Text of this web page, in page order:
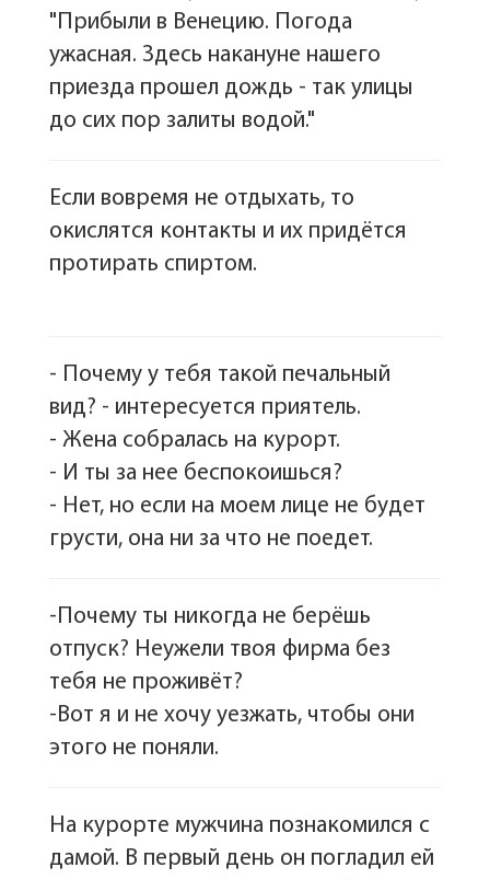
"Прибыли в Венецию. Погода
ужасная. Здесь накануне нашего
приезда прошел дождь - так улицы
до сих пор залиты водой."
Если вовремя не отдыхать, то
окислятся контакты и их придётся
протирать спиртом.
- Почему у тебя такой печальный
вид? - интересуется приятель.
- Жена собралась на курорт.
- И ты за нее беспокоишься?
- Нет, но если на моем лице не будет
грусти, она ни за что не поедет.
-Почему ты никогда не берёшь
отпуск? Неужели твоя фирма без
тебя не проживёт?
-Вот я и не хочу уезжать, чтобы они
этого не поняли.
На курорте мужчина познакомился с
дамой. В первый день он погладил ей